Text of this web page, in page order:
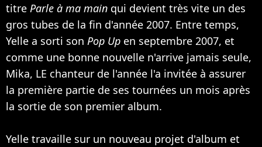
titre Parle à ma main qui devient très vite un des
gros tubes de la fin d'année 2007. Entre temps,
Yelle a sorti son Pop Up en septembre 2007, et
comme une bonne nouvelle n'arrive jamais seule,
Mika, LE chanteur de l'année l'a invitée à assurer
la première partie de ses tournées un mois après
la sortie de son premier album.
Yelle travaille sur un nouveau projet d'album et